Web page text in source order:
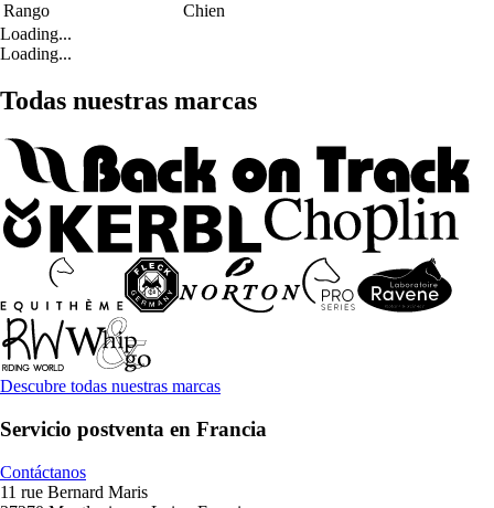
Rango
Chien
Loading...
Loading...
Todas nuestras marcas
Descubre todas nuestras marcas
Servicio postventa en Francia
Contáctanos
11 rue Bernard Maris